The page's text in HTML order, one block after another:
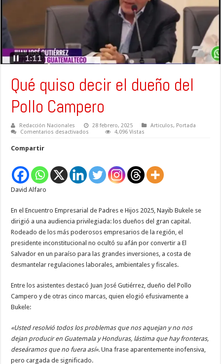
Qué quiso decir el dueño del
Pollo Campero
Redacción Nacionales 28 febrero, 2025 Articulos, Portada
Comentarios desactivados
del
Pollo
Campero
4,096 Vistas
Compartir
David Alfaro
En el Encuentro Empresarial de Padres e Hijos 2025, Nayib Bukele se
dirigió a una audiencia privilegiada: los dueños del gran capital.
Rodeado de los más poderosos empresarios de la región, el
presidente inconstitucional no ocultó su afán por convertir a El
Salvador en un paraíso para las grandes inversiones, a costa de
desmantelar regulaciones laborales, ambientales y fiscales.
Entre los asistentes destacó Juan José Gutiérrez, dueño del Pollo
Campero y de otras cinco marcas, quien elogió efusivamente a
Bukele:
«Usted resolvió todos los problemas que nos aquejan y no nos
dejan producir en Guatemala y Honduras, lástima que hay fronteras,
deseáramos que no fuera así». Una frase aparentemente inofensiva,
pero cargada de significado.